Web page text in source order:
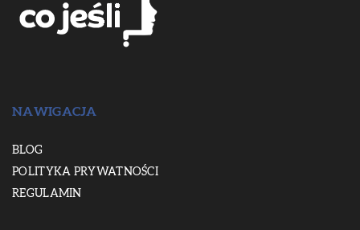
NAWIGACJA
BLOG
POLITYKA PRYWATNOŚCI
REGULAMIN